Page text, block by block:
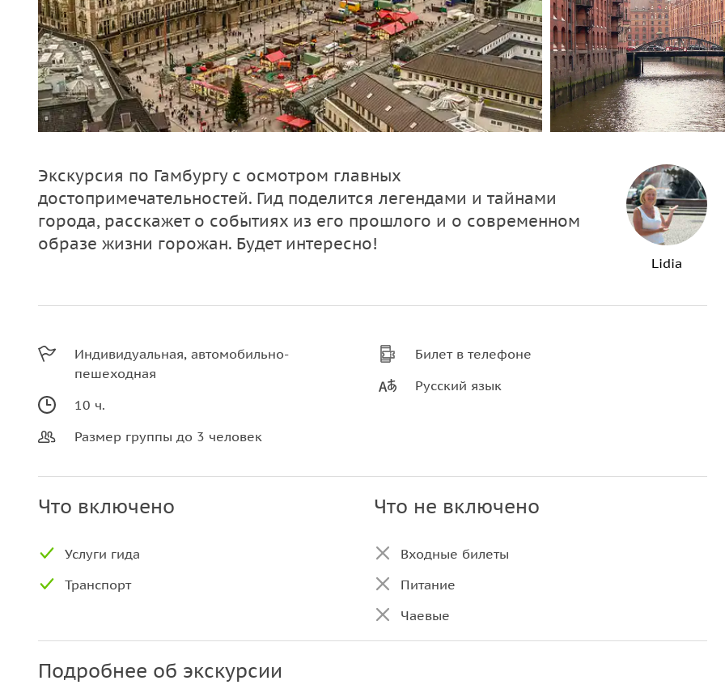
Экскурсия по Гамбургу с осмотром главных
достопримечательностей. Гид поделится легендами и тайнами
города, расскажет о событиях из его прошлого и о современном
образе жизни горожан. Будет интересно!
Lidia
Индивидуальная, автомобильно-
пешеходная
10 ч.
Размер группы до 3 человек
Билет в телефоне
Русский язык
Что включено
Услуги гида
Транспорт
Что не включено
Входные билеты
Питание
Чаевые
Подробнее об экскурсии